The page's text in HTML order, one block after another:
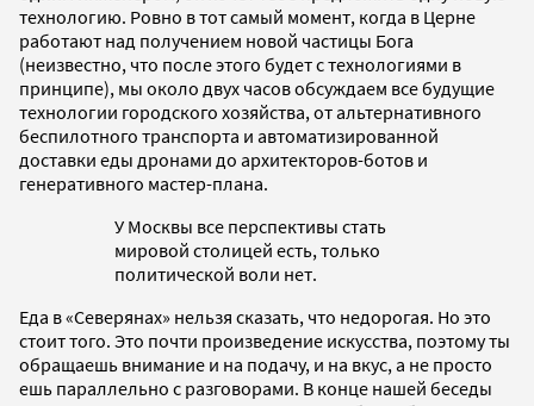
технологию. Ровно в тот самый момент, когда в Церне
работают над получением новой частицы Бога
(неизвестно, что после этого будет с технологиями в
принципе), мы около двух часов обсуждаем все будущие
технологии городского хозяйства, от альтернативного
беспилотного транспорта и автоматизированной
доставки еды дронами до архитекторов-ботов и
генеративного мастер-плана.
У Москвы все перспективы стать
мировой столицей есть, только
политической воли нет.
Еда в «Северянах» нельзя сказать, что недорогая. Но это
стоит того. Это почти произведение искусства, поэтому ты
обращаешь внимание и на подачу, и на вкус, а не просто
ешь параллельно с разговорами. В конце нашей беседы